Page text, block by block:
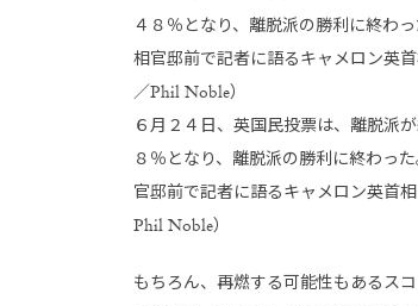
６月２４日、英国民投票は、離脱派
８％となり、離脱派の勝利に終わっ
官邸前で記者に語るキャメロン英首
Phil Noble）
もちろん、再燃する可能性もあるス